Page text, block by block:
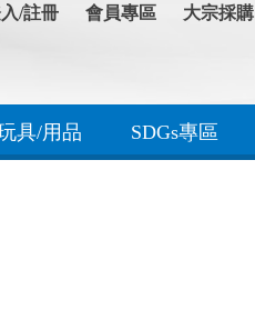
/註冊 會員專區 大宗採購
具/用品 SDGs專區